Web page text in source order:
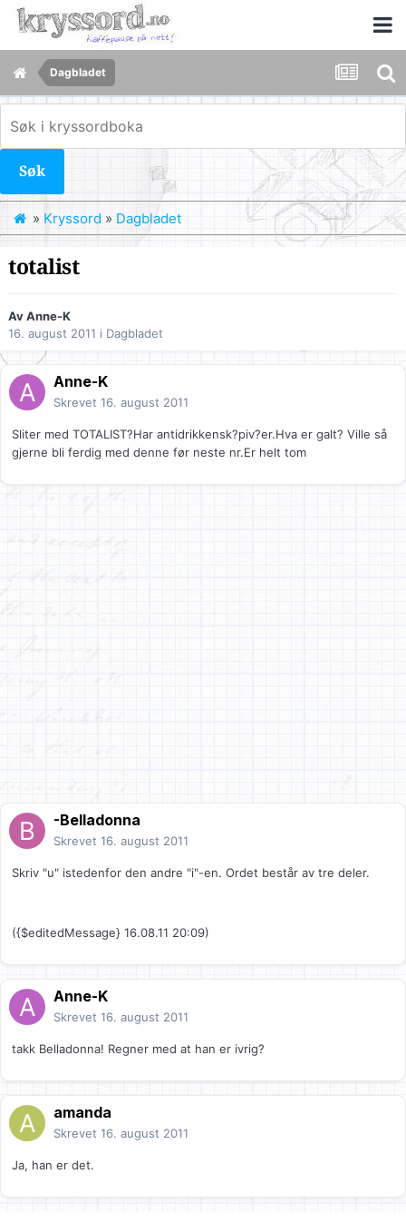
Dagbladet
Søk
» Kryssord » Dagbladet
totalist
AvAnne-K
16. august 2011 i Dagbladet
Anne-K
Skrevet 16. august 2011
Sliter med TOTALIST?Har antidrikkensk?piv?er.Hva er galt? Ville så
gjerne bli ferdig med denne før neste nr.Er helt tom
-Belladonna
Skrevet 16. august 2011
Skriv "u" istedenfor den andre "i"-en. Ordet består av tre deler.
({$editedMessage} 16.08.11 20:09)
Anne-K
Skrevet 16. august 2011
takk Belladonna! Regner med at han er ivrig?
amanda
Skrevet 16. august 2011
Ja, han er det.